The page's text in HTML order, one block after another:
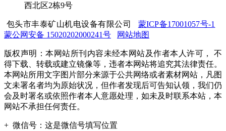
西北区2栋9号
包头市丰泰矿山机电设备有限公司 蒙ICP备17001057号-1
蒙公网安备 15020202000241号
网站地图
版权声明：本网站所刊内容未经本网站及作者本人许可， 不
得下载、转载或建立镜像等，违者本网站将追究其法律责任。
本网站所用文字图片部分来源于公共网络或者素材网站，凡图
文未署名者均为原始状况，但作者发现后可告知认领，我们仍
会及时署名或依照作者本人意愿处理，如未及时联系本站，本
网站不承担任何责任。
+ 微信号： 这是微信号填写位置